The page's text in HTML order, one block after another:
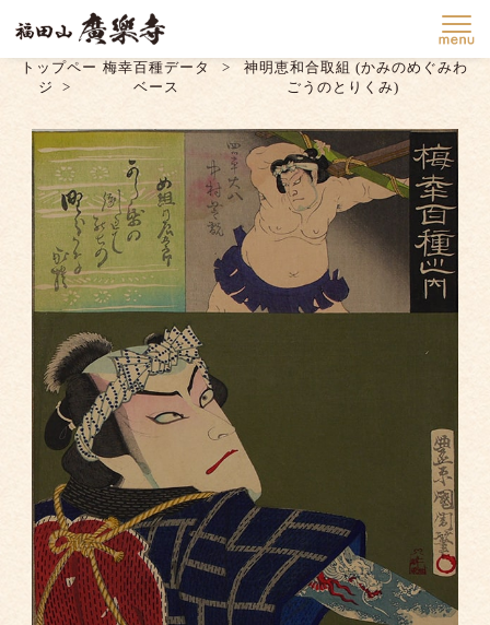
トップペー
ジ
梅幸百種データ
ベース
神明恵和合取組 (かみのめぐみわ
ごうのとりくみ)